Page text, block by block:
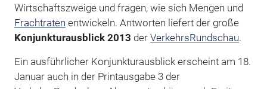
Wirtschaftszweige und fragen, wie sich Mengen und
Frachtraten entwickeln. Antworten liefert der große
Konjunkturausblick 2013 der VerkehrsRundschau.
Ein ausführlicher Konjunkturausblick erscheint am 18.
Januar auch in der Printausgabe 3 der